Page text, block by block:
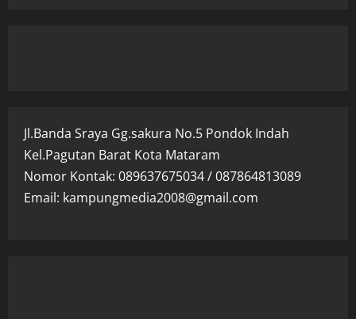
Jl.Banda Sraya Gg.sakura No.5 Pondok Indah
Kel.Pagutan Barat Kota Mataram
Nomor Kontak: 089637675034 / 087864813089
Email: kampungmedia2008@gmail.com